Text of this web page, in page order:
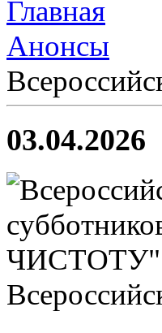
Главная
Анонсы
03.04.2026